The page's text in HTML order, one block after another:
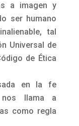
a imagen y
ser humano
tal
Universal de
de Ética
en la fe
llama a
como regla